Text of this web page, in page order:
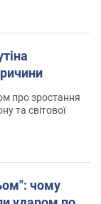
про зростання
та світової
чому